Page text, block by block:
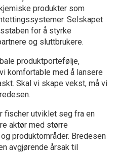
produkter som
Selskapet
for å styrke
og sluttbrukere.
produktportefølje,
komfortable med å lansere
Skal vi skape vekst, må vi
fischer utviklet seg fra en
aktør med større
produktområder. Bredesen
avgjørende årsak til